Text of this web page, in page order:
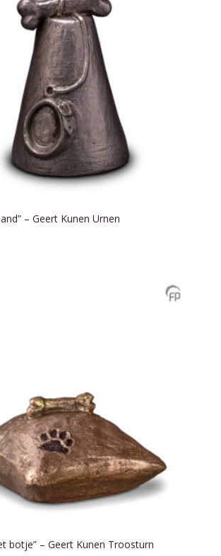
– Geert Kunen Urnen
botje” – Geert Kunen Troosturn